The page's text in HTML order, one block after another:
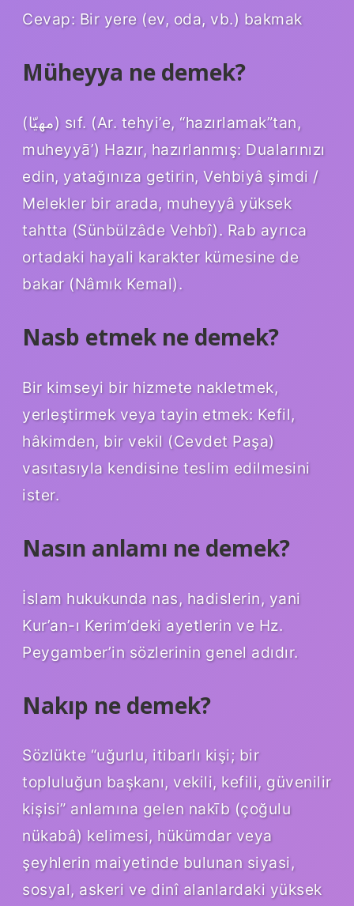
Cevap: Bir yere (ev, oda, vb.) bakmak
Müheyya ne demek?
(ﻣﻬﻴّﺎ) sıf. (Ar. tehyi’e, “hazırlamak”tan,
muheyyā’) Hazır, hazırlanmış: Dualarınızı
edin, yatağınıza getirin, Vehbiyâ şimdi /
Melekler bir arada, muheyyâ yüksek
tahtta (Sünbülzâde Vehbî). Rab ayrıca
ortadaki hayali karakter kümesine de
bakar (Nâmık Kemal).
Nasb etmek ne demek?
Bir kimseyi bir hizmete nakletmek,
yerleştirmek veya tayin etmek: Kefil,
hâkimden, bir vekil (Cevdet Paşa)
vasıtasıyla kendisine teslim edilmesini
ister.
Nasın anlamı ne demek?
İslam hukukunda nas, hadislerin, yani
Kur’an-ı Kerim’deki ayetlerin ve Hz.
Peygamber’in sözlerinin genel adıdır.
Nakıp ne demek?
Sözlükte “uğurlu, itibarlı kişi; bir
topluluğun başkanı, vekili, kefili, güvenilir
kişisi” anlamına gelen nakīb (çoğulu
nükabâ) kelimesi, hükümdar veya
şeyhlerin maiyetinde bulunan siyasi,
sosyal, askeri ve dinî alanlardaki yüksek